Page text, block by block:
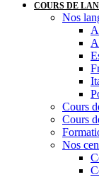
COURS DE
Nos
Cours
Cours
Nos